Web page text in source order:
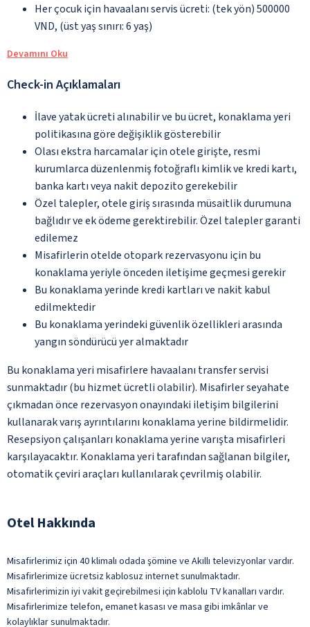
Her çocuk için havaalanı servis ücreti: (tek yön) 500000
VND, (üst yaş sınırı: 6 yaş)
Devamını Oku
Check-in Açıklamaları
İlave yatak ücreti alınabilir ve bu ücret, konaklama yeri
politikasına göre değişiklik gösterebilir
Olası ekstra harcamalar için otele girişte, resmi
kurumlarca düzenlenmiş fotoğraflı kimlik ve kredi kartı,
banka kartı veya nakit depozito gerekebilir
Özel talepler, otele giriş sırasında müsaitlik durumuna
bağlıdır ve ek ödeme gerektirebilir. Özel talepler garanti
edilemez
Misafirlerin otelde otopark rezervasyonu için bu
konaklama yeriyle önceden iletişime geçmesi gerekir
Bu konaklama yerinde kredi kartları ve nakit kabul
edilmektedir
Bu konaklama yerindeki güvenlik özellikleri arasında
yangın söndürücü yer almaktadır
Bu konaklama yeri misafirlere havaalanı transfer servisi
sunmaktadır (bu hizmet ücretli olabilir). Misafirler seyahate
çıkmadan önce rezervasyon onayındaki iletişim bilgilerini
kullanarak varış ayrıntılarını konaklama yerine bildirmelidir.
Resepsiyon çalışanları konaklama yerine varışta misafirleri
karşılayacaktır. Konaklama yeri tarafından sağlanan bilgiler,
otomatik çeviri araçları kullanılarak çevrilmiş olabilir.
Otel Hakkında
Misafirlerimiz için 40 klimalı odada şömine ve Akıllı televizyonlar vardır.
Misafirlerimize ücretsiz kablosuz internet sunulmaktadır.
Misafirlerimizin iyi vakit geçirebilmesi için kablolu TV kanalları vardır.
Misafirlerimize telefon, emanet kasası ve masa gibi imkânlar ve
kolaylıklar sunulmaktadır.